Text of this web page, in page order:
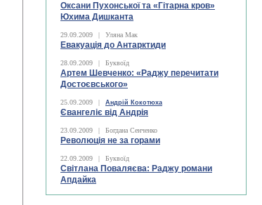
Оксани Пухонської та «Гітарна кров»
Юхима Дишканта
29.09.2009 | Уляна Мак
Евакуація до Антарктиди
28.09.2009 | Буквоїд
Артем Шевченко: «Раджу перечитати
Достоєвського»
25.09.2009 | Андрій Кокотюха
Євангеліє від Андрія
23.09.2009 | Богдана Сенченко
Революція не за горами
22.09.2009 | Буквоїд
Світлана Поваляєва: Раджу романи
Апдайка